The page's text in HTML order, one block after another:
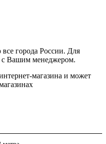
города России. Для
с Вашим менеджером.
магазина и может